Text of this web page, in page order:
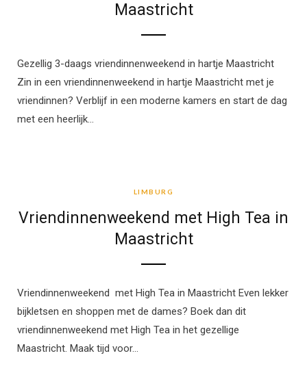
Maastricht
Gezellig 3-daags vriendinnenweekend in hartje Maastricht
Zin in een vriendinnenweekend in hartje Maastricht met je
vriendinnen? Verblijf in een moderne kamers en start de dag
met een heerlijk…
LIMBURG
Vriendinnenweekend met High Tea in
Maastricht
Vriendinnenweekend met High Tea in Maastricht Even lekker
bijkletsen en shoppen met de dames? Boek dan dit
vriendinnenweekend met High Tea in het gezellige
Maastricht. Maak tijd voor…